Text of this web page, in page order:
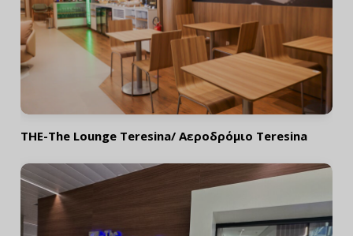
THE-The Lounge Teresina/ Αεροδρόμιο Teresina